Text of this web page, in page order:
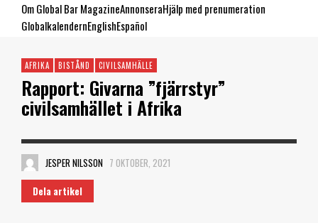
Om Global Bar MagazineAnnonseraHjälp med prenumeration
GlobalkalendernEnglishEspañol
AFRIKA BISTÅND CIVILSAMHÄLLE
Rapport: Givarna ”fjärrstyr”
civilsamhället i Afrika
JESPER NILSSON 7 OKTOBER, 2021
Dela artikel